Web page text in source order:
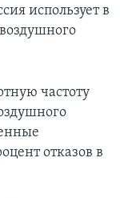
использует в
частоту
отказов в